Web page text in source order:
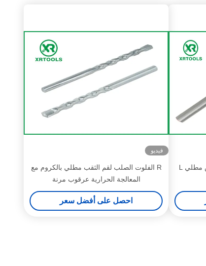
جولة شانك متري البناء لقم النحاس مطلي L
فيديو
R الفلوت الصلب لقم الثقب مطلي بالكروم مع
المعالجة الحرارية عرقوب مرنة
احصل على أفضل سعر